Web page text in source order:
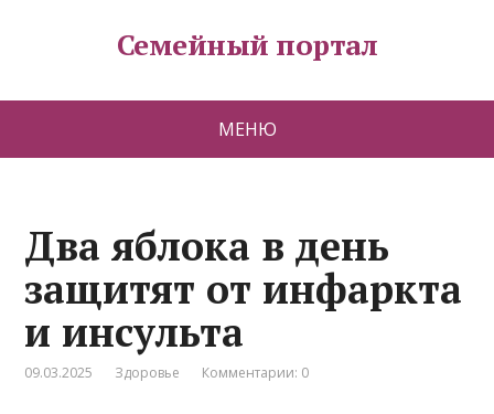
Семейный портал
МЕНЮ
Два яблока в день
защитят от инфаркта
и инсульта
09.03.2025 Здоровье Комментарии: 0